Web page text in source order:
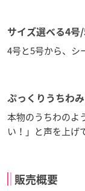
サイズ選べる4号/
4号と5号から、シ
ぷっくりうちわみ
本物のうちわのよ
い！」と声を上げ
販売概要